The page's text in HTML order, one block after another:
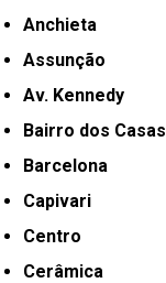
Anchieta
Assunção
Av. Kennedy
Bairro dos Casas
Barcelona
Capivari
Centro
Cerâmica